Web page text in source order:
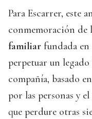
Para Escarrer, este
conmemoración de
familiar fundada en
perpetuar un
compañía, basado
por las personas y
que perdure otras